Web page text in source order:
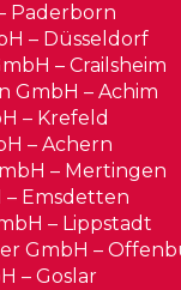
Paderborn
– Düsseldorf
– Crailsheim
GmbH – Achim
– Krefeld
– Achern
– Mertingen
– Emsdetten
– Lippstadt
GmbH –
– Goslar